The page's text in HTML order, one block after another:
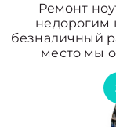
Ремонт
недорогим
безналичный
место мы